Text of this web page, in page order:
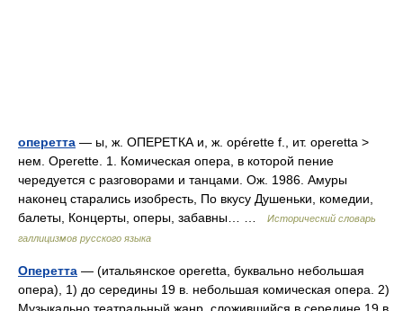
оперетта — ы, ж. ОПЕРЕТКА и, ж. opérette f., ит. operetta >
нем. Operette. 1. Комическая опера, в которой пение
чередуется с разговорами и танцами. Ож. 1986. Амуры
наконец старались изобресть, По вкусу Душеньки, комедии,
балеты, Концерты, оперы, забавны… …
Исторический словарь
галлицизмов русского языка
Оперетта — (итальянское operetta, буквально небольшая
опера), 1) до середины 19 в. небольшая комическая опера. 2)